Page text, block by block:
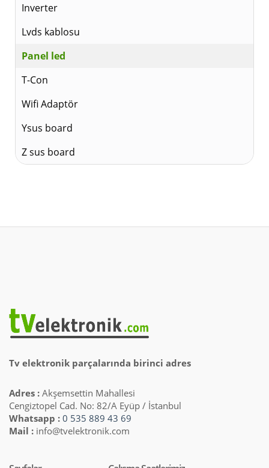
Inverter
Lvds kablosu
Panel led
T-Con
Wifi Adaptör
Ysus board
Z sus board
Tv elektronik parçalarında birinci adres
Adres : Akşemsettin Mahallesi
Cengiztopel Cad. No: 82/A Eyüp / İstanbul
Whatsapp : 0 535 889 43 69
Mail : info@tvelektronik.com